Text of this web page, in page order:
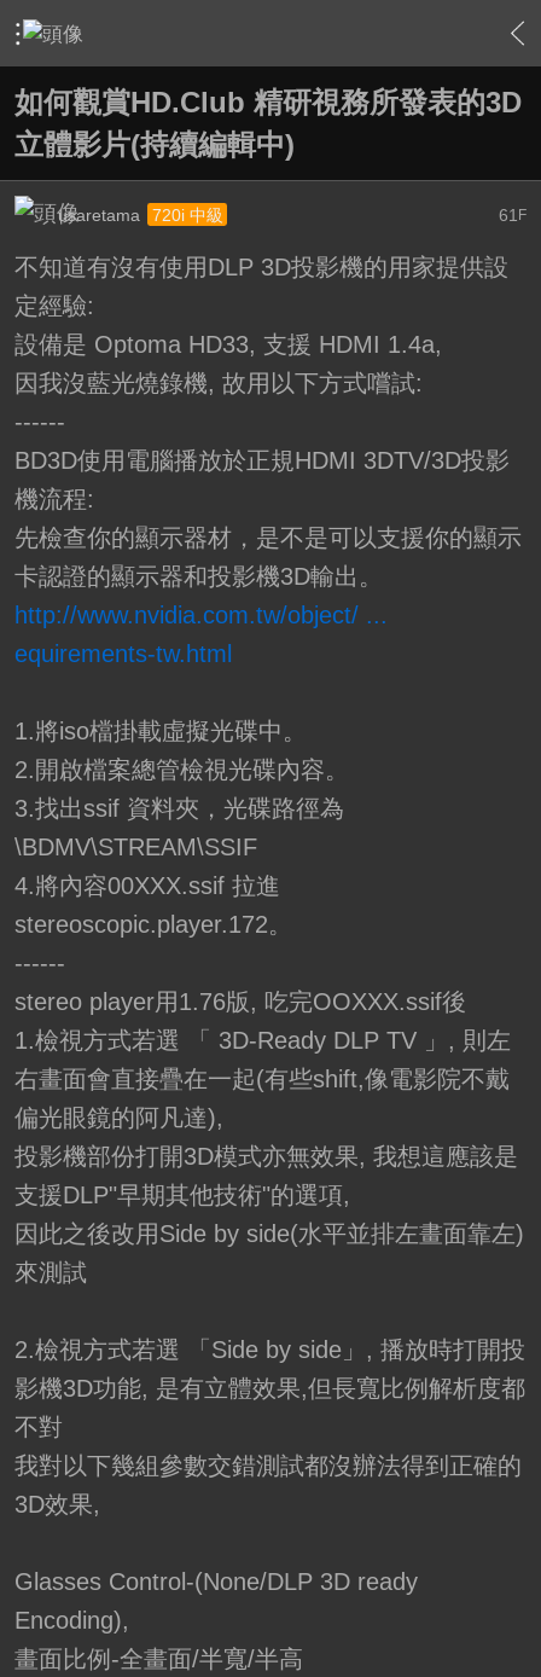
› 家庭劇院 › 3D立體特區 › 內容
如何觀賞HD.Club 精研視務所發表的3D
立體影片(持續編輯中)
61 F
usaretama 720i 中級
不知道有沒有使用DLP 3D投影機的用家提供設
定經驗:
設備是 Optoma HD33, 支援 HDMI 1.4a,
因我沒藍光燒錄機, 故用以下方式嚐試:
------
BD3D使用電腦播放於正規HDMI 3DTV/3D投影
機流程:
先檢查你的顯示器材，是不是可以支援你的顯示
卡認證的顯示器和投影機3D輸出。
http://www.nvidia.com.tw/object/ ...
equirements-tw.html
1.將iso檔掛載虛擬光碟中。
2.開啟檔案總管檢視光碟內容。
3.找出ssif 資料夾，光碟路徑為
\BDMV\STREAM\SSIF
4.將內容00XXX.ssif 拉進
stereoscopic.player.172。
------
stereo player用1.76版, 吃完OOXXX.ssif後
1.檢視方式若選 「 3D-Ready DLP TV 」, 則左
右畫面會直接疊在一起(有些shift,像電影院不戴
偏光眼鏡的阿凡達),
投影機部份打開3D模式亦無效果, 我想這應該是
支援DLP"早期其他技術"的選項,
因此之後改用Side by side(水平並排左畫面靠左)
來測試
2.檢視方式若選 「Side by side」, 播放時打開投
影機3D功能, 是有立體效果,但長寬比例解析度都
不對
我對以下幾組參數交錯測試都沒辦法得到正確的
3D效果,
Glasses Control-(None/DLP 3D ready
Encoding),
畫面比例-全畫面/半寬/半高